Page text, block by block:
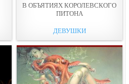
В ОБЪЯТИЯХ КОРОЛЕВСКОГО
ПИТОНА
ДЕВУШКИ